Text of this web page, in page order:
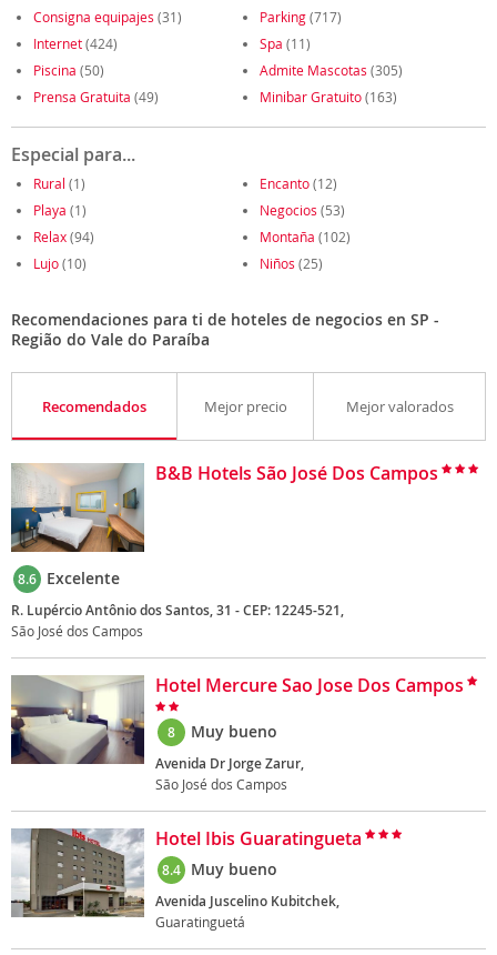
Consigna equipajes (31) Parking(717)
Internet(424) Spa (11)
Piscina (50) Admite Mascotas (305)
Prensa Gratuita (49) Minibar Gratuito(163)
Especial para...
Rural (1) Encanto(12)
Playa (1) Negocios (53)
Relax(94) Montaña (102)
Lujo(10) Niños (25)
Recomendaciones para ti de hoteles de negocios en SP -
Região do Vale do Paraíba
Recomendados Mejor precio Mejor valorados
B&B Hotels São José Dos Campos
8.6 Excelente
R. Lupércio Antônio dos Santos, 31 - CEP: 12245-521,
São José dos Campos
Hotel Mercure Sao Jose Dos Campos
8 Muy bueno
Avenida Dr Jorge Zarur,
São José dos Campos
Hotel Ibis Guaratingueta
8.4 Muy bueno
Avenida Juscelino Kubitchek,
Guaratinguetá